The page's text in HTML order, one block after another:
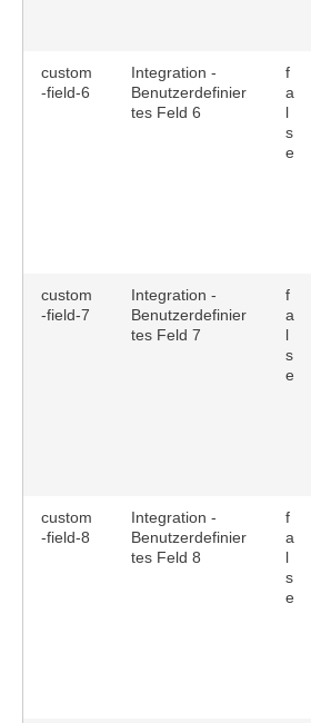
custom
-field-6
Integration -
Benutzerdefinier
tes Feld 6
f
a
l
s
e
custom
-field-7
Integration -
Benutzerdefinier
tes Feld 7
f
a
l
s
e
custom
-field-8
Integration -
Benutzerdefinier
tes Feld 8
f
a
l
s
e